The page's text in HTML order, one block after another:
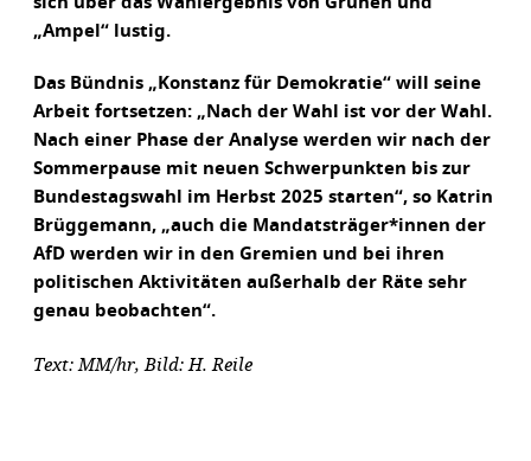
„Ampel“ lustig.
Das Bündnis „Konstanz für Demokratie“ will seine
Arbeit fortsetzen: „Nach der Wahl ist vor der Wahl.
Nach einer Phase der Analyse werden wir nach der
Sommerpause mit neuen Schwerpunkten bis zur
Bundestagswahl im Herbst 2025 starten“, so Katrin
Brüggemann, „auch die Mandatsträger*innen der
AfD werden wir in den Gremien und bei ihren
politischen Aktivitäten außerhalb der Räte sehr
genau beobachten“.
Text: MM/hr, Bild: H. Reile